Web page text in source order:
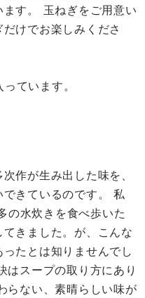
す。 玉ねぎをご用意い
けでお楽しみくださ
ています。
作が生み出した味を、
きているのです。 私
の水炊きを食べ歩いた
きました。が、こんな
たとは知りませんでし
はスープの取り方にあり
らない、素晴らしい味が